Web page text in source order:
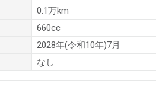
0.1万km
660cc
2028年(令和10年)7月
なし